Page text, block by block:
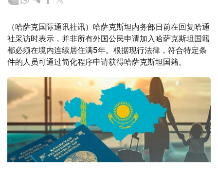
（哈萨克国际通讯社讯）哈萨克斯坦内务部日前在回复哈通
社采访时表示，并非所有外国公民申请加入哈萨克斯坦国籍
都必须在境内连续居住满5年。根据现行法律，符合特定条
件的人员可通过简化程序申请获得哈萨克斯坦国籍。